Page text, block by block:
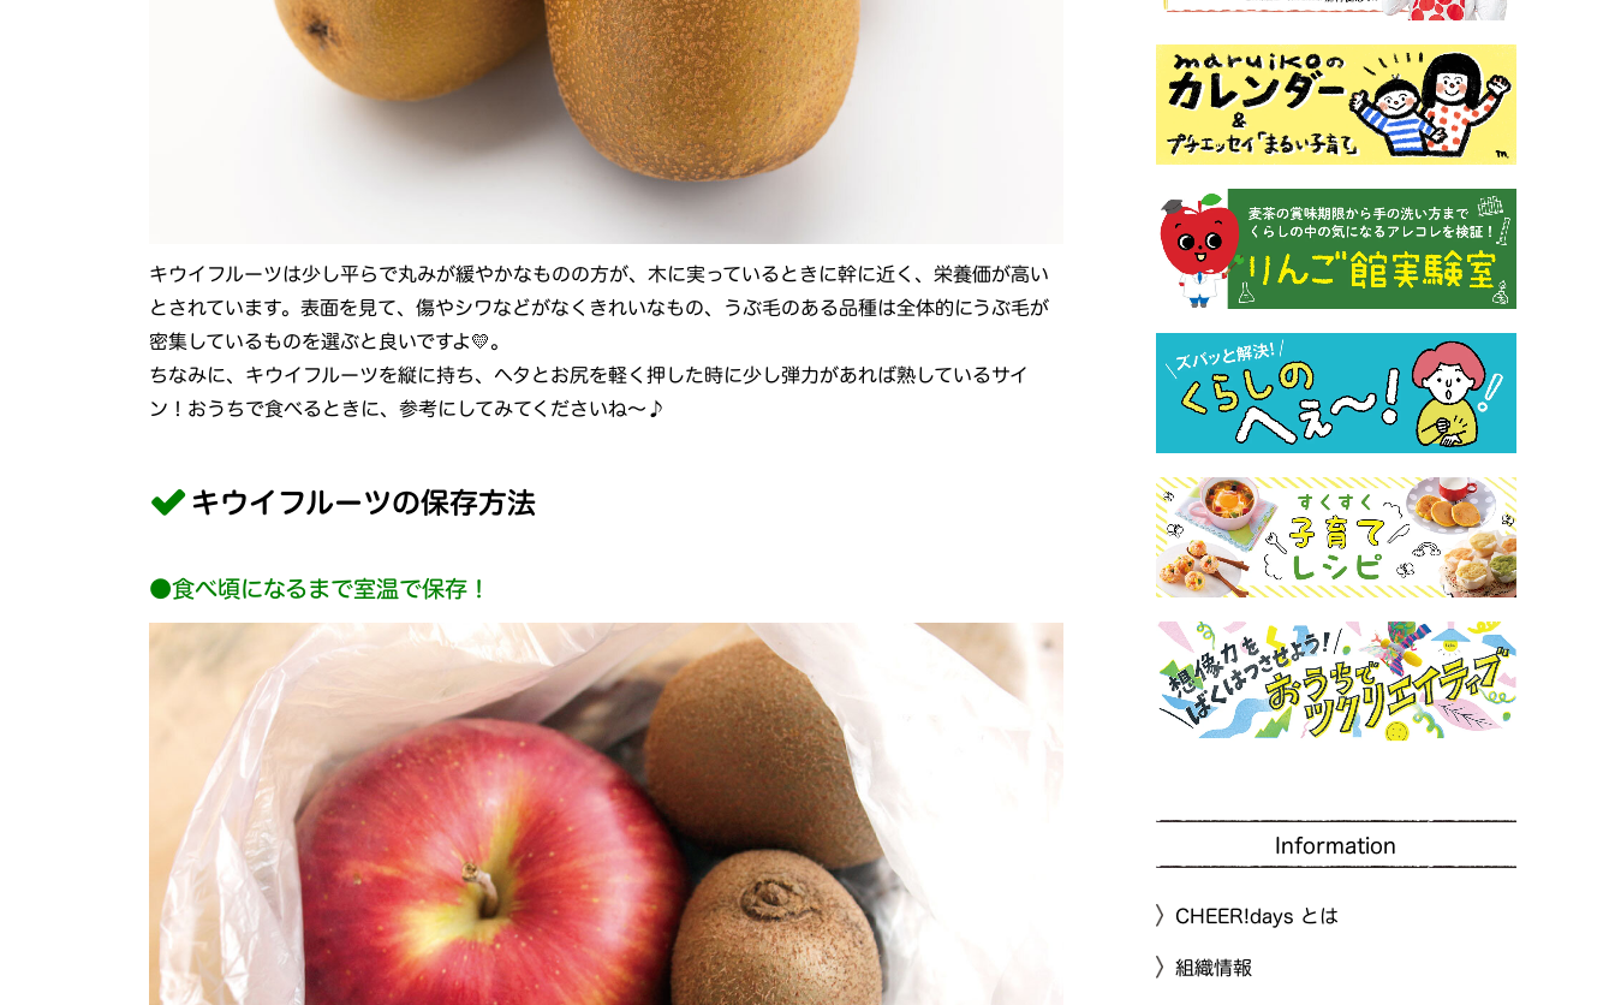
キウイフルーツは少し平らで丸みが緩やかなものの方が、木に実っているときに幹に近く、栄養価が高い
とされています。表面を見て、傷やシワなどがなくきれいなもの、うぶ毛のある品種は全体的にうぶ毛が
密集しているものを選ぶと良いですよ💛。
ちなみに、キウイフルーツを縦に持ち、ヘタとお尻を軽く押した時に少し弾力があれば熟しているサイ
ン！おうちで食べるときに、参考にしてみてくださいね～♪
キウイフルーツの保存方法
●食べ頃になるまで室温で保存！
Information
CHEER!days とは
組織情報